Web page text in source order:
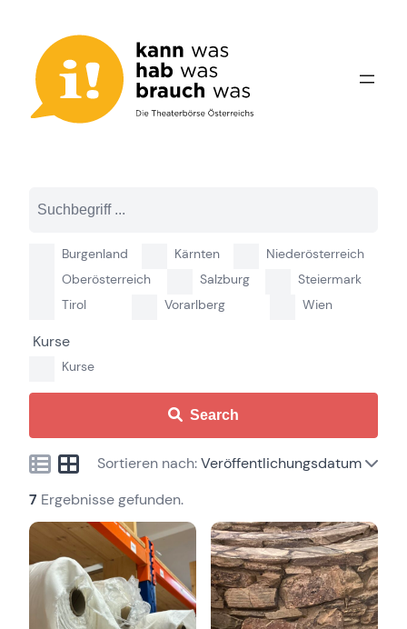
springen
Burgenland Kärnten
Niederösterreich
Oberösterreich
Salzburg
Steiermark
Tirol
Vorarlberg Wien
Kurse
Kurse
Search
Sortieren nach:Veröffentlichungsdatum
7 Ergebnisse gefunden.